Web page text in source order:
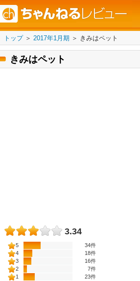
トップ＞ 2017年1月期 ＞ きみはペット
きみはペット
3.34
5
34件
4
18件
3
16件
2
7件
1
23件